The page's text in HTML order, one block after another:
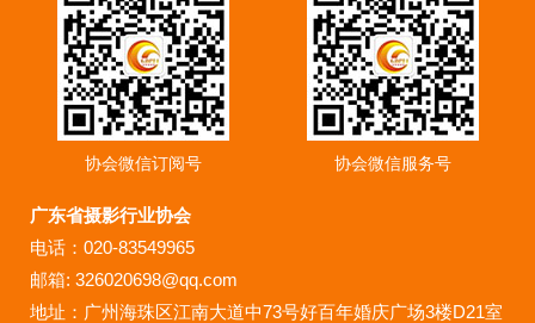
协会微信订阅号 协会微信服务号
广东省摄影行业协会
电话：020-83549965
邮箱: 326020698@qq.com
地址：广州海珠区江南大道中73号好百年婚庆广场3楼D21室